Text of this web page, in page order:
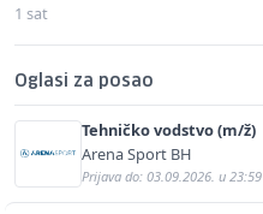
1 sat
Oglasi za posao
Tehničko vodstvo (m/ž)
Arena Sport BH
Prijava do: 03.09.2026. u 23:59